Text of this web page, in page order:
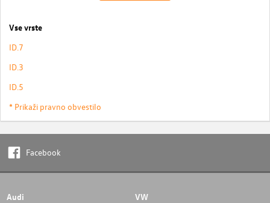
Vse vrste
ID.7
ID.3
ID.5
* Prikaži pravno obvestilo
Facebook
Audi VW